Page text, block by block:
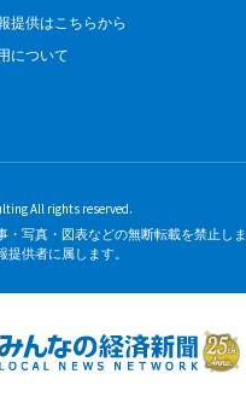
提供はこちらから
について
All rights reserved.
・写真・図表などの無断転載を禁止し
供者に属します。